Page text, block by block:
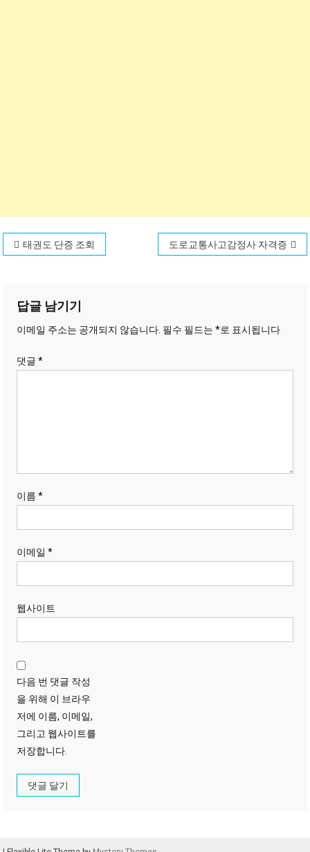
글
색
태권도 단증 조회 도로교통사고감정사 자격증
답글 남기기
이메일 주소는 공개되지 않습니다. 필수 필드는*로 표시됩니다
댓글*
이름*
이메일*
웹사이트
다음 번 댓글 작성
을 위해 이 브라우
저에 이름, 이메일,
그리고 웹사이트를
저장합니다.